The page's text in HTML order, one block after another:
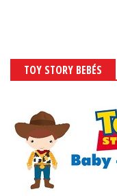
TOY STORY BEBÉS